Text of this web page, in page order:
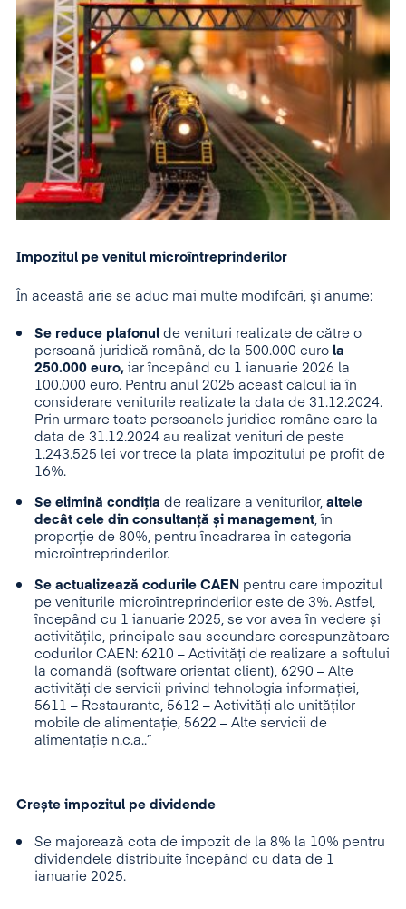
Impozitul pe venitul microîntreprinderilor
În această arie se aduc mai multe modifcări, şi anume:
Se reduce plafonul de venituri realizate de către o
persoană juridică română, de la 500.000 euro la
250.000 euro, iar începând cu 1 ianuarie 2026 la
100.000 euro. Pentru anul 2025 aceast calcul ia în
considerare veniturile realizate la data de 31.12.2024.
Prin urmare toate persoanele juridice române care la
data de 31.12.2024 au realizat venituri de peste
1.243.525 lei vor trece la plata impozitului pe profit de
16%.
Se elimină condiția de realizare a veniturilor, altele
decât cele din consultanță și management , în
proporție de 80%, pentru încadrarea în categoria
microîntreprinderilor.
Se actualizează codurile CAEN pentru care impozitul
pe veniturile microîntreprinderilor este de 3%. Astfel,
începând cu 1 ianuarie 2025, se vor avea în vedere și
activitățile, principale sau secundare corespunzătoare
codurilor CAEN: 6210 – Activități de realizare a softului
la comandă (software orientat client), 6290 – Alte
activități de servicii privind tehnologia informației,
5611 – Restaurante, 5612 – Activități ale unităților
mobile de alimentație, 5622 – Alte servicii de
alimentație n.c.a..”
Crește impozitul pe dividende
Se majorează cota de impozit de la 8% la 10% pentru
dividendele distribuite începând cu data de 1
ianuarie 2025.